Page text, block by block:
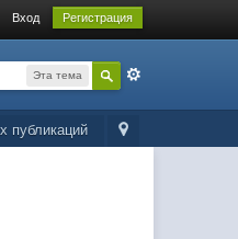
Вход Регистрация
Эта тема
публикаций